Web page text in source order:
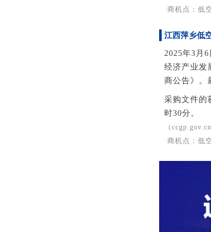
·商机点：低
江西萍乡低
2025年3月
经济产业发
商公告》。
采购文件的
时30分。
（ccgp.gov.cn
·商机点：低